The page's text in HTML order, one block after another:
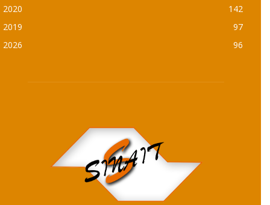
2020
142
2019
97
2026
96